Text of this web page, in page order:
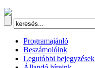
Programajánló
Beszámolóink
Legutóbbi bejegyzések